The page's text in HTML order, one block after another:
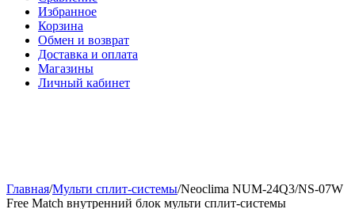
Избранное
Корзина
Обмен и возврат
Доставка и оплата
Магазины
Личный кабинет
Главная/Мульти сплит-системы/Neoclima NUM-24Q3/NS-07W
Free Match внутренний блок мульти сплит-системы